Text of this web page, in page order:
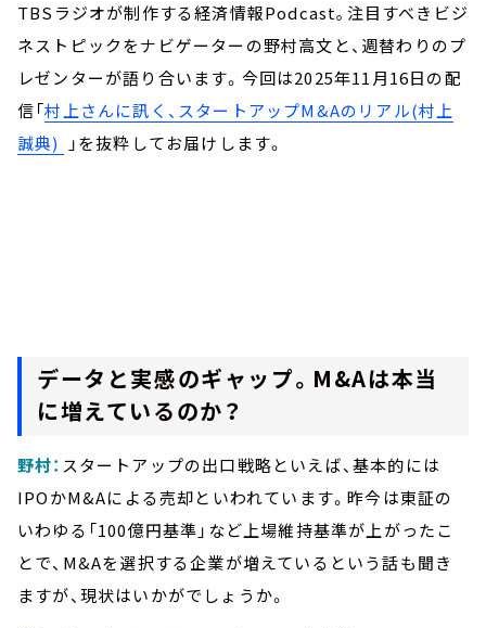
TBSラジオが制作する経済情報Podcast｡注目すべきビジ
ネストピックをナビゲーターの野村高文と、週替わりのプ
レゼンターが語り合います。今回は2025年11月16日の配
信「村上さんに訊く、スタートアップM&Aのリアル(村上
誠典)
」を抜粋してお届けします。
データと実感のギャップ。M&Aは本当
に増えているのか？
野村： スタートアップの出口戦略といえば、基本的には
IPOかM&Aによる売却といわれています。昨今は東証の
いわゆる「100億円基準」など上場維持基準が上がったこ
とで、M&Aを選択する企業が増えているという話も聞き
ますが、現状はいかがでしょうか。